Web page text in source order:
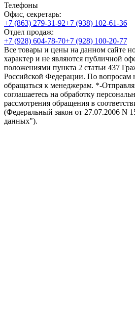
Телефоны
Офис, секретарь:
+7 (863) 279-31-92+7 (938) 102-61-36
Отдел продаж:
+7 (928) 604-78-70+7 (928) 100-20-77
Все товары и цены на данном сайте
характер и не являются публичной
положениями пункта 2 статьи 437
Российской Федерации. По вопросам
обращаться к менеджерам. *-
соглашаетесь на обработку
рассмотрения обращения в
(Федеральный закон от 27.07.2006 N
данных").